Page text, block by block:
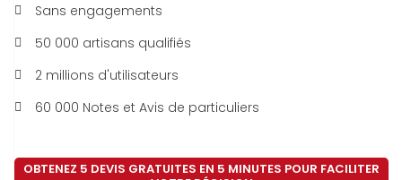
Sans engagements
50 000 artisans qualifiés
2 millions d'utilisateurs
60 000 Notes et Avis de particuliers
OBTENEZ 5 DEVIS GRATUITES EN 5 MINUTES POUR FACILITER